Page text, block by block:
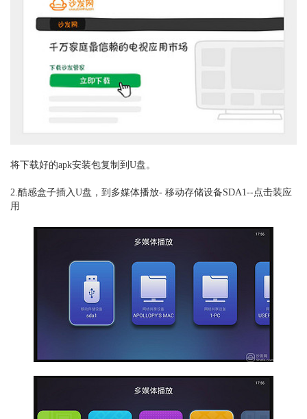
将下载好的apk安装包复制到U盘。
2.酷感盒子插入U盘，到多媒体播放- 移动存储设备SDA1--点击装应
用